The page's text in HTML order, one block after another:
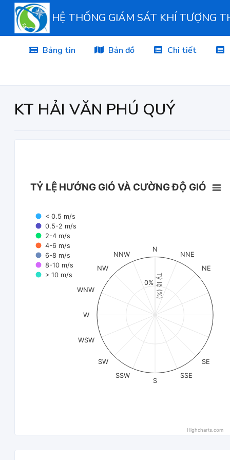
HỆ THỐNG GIÁM SÁT KHÍ TƯỢNG
Bảng tin Bản đồ Chi tiết
KT HẢI VĂN PHÚ QUÝ
Tỷ lệ (%)
TỶ LỆ HƯỚNG GIÓ VÀ CƯỜNG ĐỘ GIÓ
< 0.5 m/s
0.5-2 m/s
2-4 m/s
4-6 m/s
6-8 m/s
8-10 m/s
> 10 m/s
N
NNE
NE
SE
SSE
S
SSW
SW
WSW
W
WNW
NW
NNW
0%
Highcharts.com